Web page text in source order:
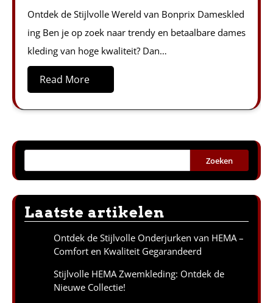
Ontdek de Stijlvolle Wereld van Bonprix Dameskled
ing Ben je op zoek naar trendy en betaalbare dames
kleding van hoge kwaliteit? Dan…
Read More
Zoeken
Laatste artikelen
Ontdek de Stijlvolle Onderjurken van HEMA –
Comfort en Kwaliteit Gegarandeerd
Stijlvolle HEMA Zwemkleding: Ontdek de
Nieuwe Collectie!